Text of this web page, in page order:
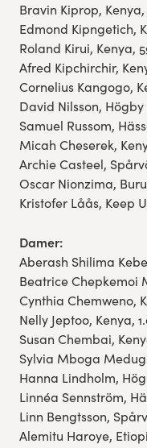
Bravin Kiprop, Kenya,
Edmond Kipngetich,
Roland Kirui, Kenya,
Afred Kipchirchir,
Cornelius Kangogo,
David Nilsson, Högby
Samuel Russom,
Micah Cheserek,
Archie Casteel,
Oscar Nionzima,
Kristofer Låås, Keep
Damer:
Aberash Shilima
Beatrice Chepkemoi
Cynthia Chemweno,
Nelly Jeptoo, Kenya,
Susan Chembai,
Sylvia Mboga
Hanna Lindholm,
Linnéa Sennström,
Linn Bengtsson,
Alemitu Haroye,